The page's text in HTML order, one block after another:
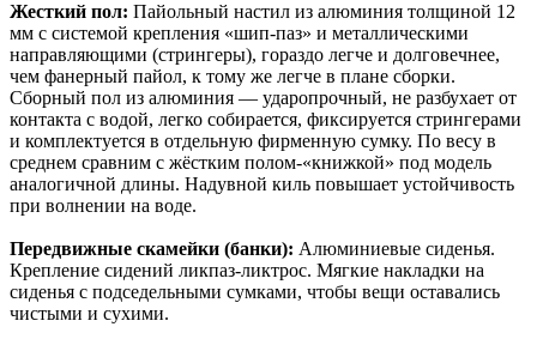
Жесткий пол: Пайольный настил из алюминия толщиной 12
мм с системой крепления «шип-паз» и металлическими
направляющими (стрингеры), гораздо легче и долговечнее,
чем фанерный пайол, к тому же легче в плане сборки.
Сборный пол из алюминия — ударопрочный, не разбухает от
контакта с водой, легко собирается, фиксируется стрингерами
и комплектуется в отдельную фирменную сумку. По весу в
среднем сравним с жёстким полом-«книжкой» под модель
аналогичной длины. Надувной киль повышает устойчивость
при волнении на воде.
Передвижные скамейки (банки): Алюминиевые сиденья.
Крепление сидений ликпаз-ликтрос. Мягкие накладки на
сиденья с подседельными сумками, чтобы вещи оставались
чистыми и сухими.